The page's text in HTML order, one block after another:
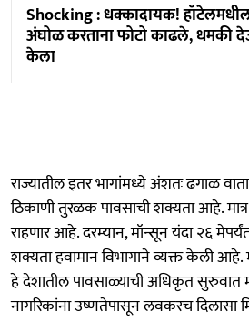
Shocking : धक्कादायक!
अंघोळ करताना फोटो काढले, धमकी
केला
राज्यातील इतर भागांमध्ये अंशतः ढगाळ
ठिकाणी तुरळक पावसाची शक्यता आहे.
राहणार आहे. दरम्यान, मॉन्सून यंदा २६
शक्यता हवामान विभागाने व्यक्त केली
हे देशातील पावसाळ्याची अधिकृत सुरुवात
नागरिकांना उष्णतेपासून लवकरच